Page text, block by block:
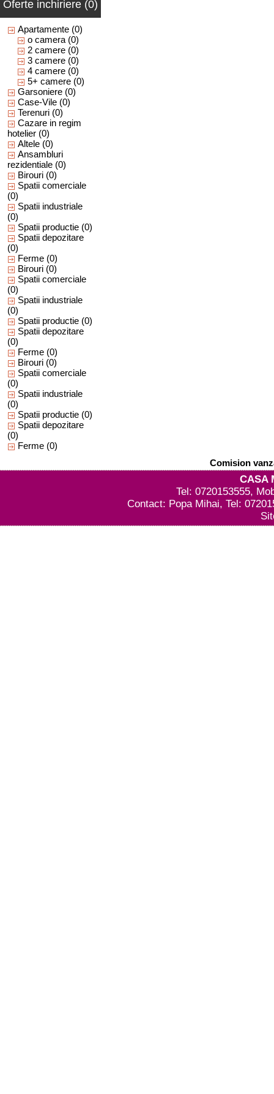
Oferte inchiriere (0)
Apartamente (0)
o camera (0)
2 camere (0)
3 camere (0)
4 camere (0)
5+ camere (0)
Garsoniere (0)
Case-Vile (0)
Terenuri (0)
Cazare in regim
hotelier (0)
Altele (0)
Ansambluri
rezidentiale (0)
Birouri (0)
Spatii comerciale
(0)
Spatii industriale
(0)
Spatii productie (0)
Spatii depozitare
(0)
Ferme (0)
Birouri (0)
Spatii comerciale
(0)
Spatii industriale
(0)
Spatii productie (0)
Spatii depozitare
(0)
Ferme (0)
Birouri (0)
Spatii comerciale
(0)
Spatii industriale
(0)
Spatii productie (0)
Spatii depozitare
(0)
Ferme (0)
Comision
CASA
Tel: 0720153555,
Contact: Popa Mihai, Tel: